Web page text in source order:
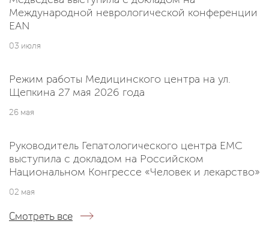
Международной неврологической конференции
EAN
03 июля
Режим работы Медицинского центра на ул.
Щепкина 27 мая 2026 года
26 мая
Руководитель Гепатологического центра EMC
выступила с докладом на Российском
Национальном Конгрессе «Человек и лекарство»
02 мая
Смотреть все